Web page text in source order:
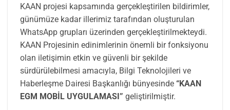
KAAN projesi kapsamında gerçekleştirilen bildirimler,
günümüze kadar illerimiz tarafından oluşturulan
WhatsApp grupları üzerinden gerçekleştirilmekteydi.
KAAN Projesinin edinimlerinin önemli bir fonksiyonu
olan iletişimin etkin ve güvenli bir şekilde
sürdürülebilmesi amacıyla, Bilgi Teknolojileri ve
Haberleşme Dairesi Başkanlığı bünyesinde “KAAN
EGM MOBİL UYGULAMASI” geliştirilmiştir.